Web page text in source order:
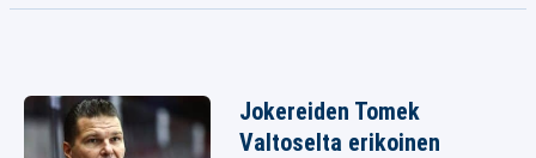
Jokereiden Tomek
Valtoselta erikoinen